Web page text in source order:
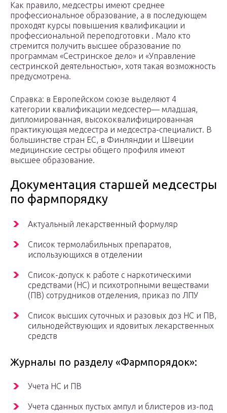
Как правило, медсестры имеют среднее
профессиональное образование, а в последующем
проходят курсы повышения квалификации и
профессиональной переподготовки . Мало кто
стремится получить высшее образование по
программам «Сестринское дело» и «Управление
сестринской деятельностью», хотя такая возможность
предусмотрена.
Справка: в Европейском союзе выделяют 4
категории квалификации медсестер— младшая,
дипломированная, высококвалифицированная
практикующая медсестра и медсестра-специалист. В
большинстве стран ЕС, в Финляндии и Швеции
медицинские сестры общего профиля имеют
высшее образование.
Документация старшей медсестры
по фармпорядку
Актуальный лекарственный формуляр
Список термолабильных препаратов,
использующихся в отделении
Список-допуск к работе с наркотическими
средствами (НС) и психотропными веществами
(ПВ) сотрудников отделения, приказ по ЛПУ
Список высших суточных и разовых доз НС и ПВ,
сильнодействующих и ядовитых лекарственных
средств
Журналы по разделу «Фармпорядок»:
Учета НС и ПВ
Учета сданных пустых ампул и блистеров из-под